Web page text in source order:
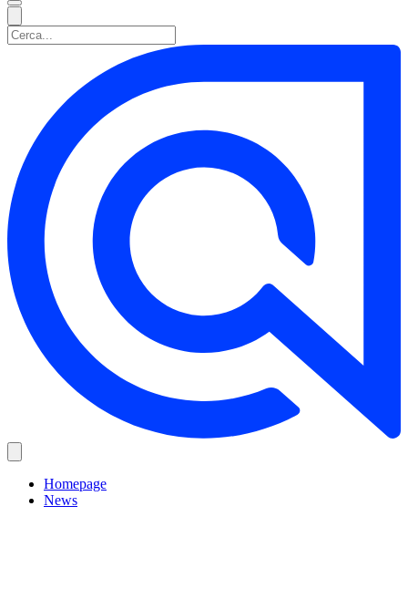
Homepage
News